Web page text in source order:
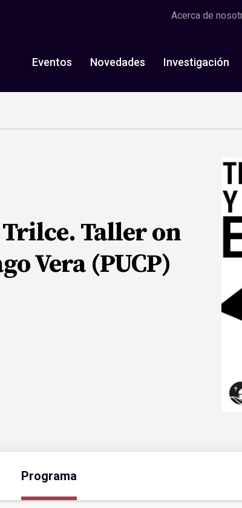
Acerca de
Eventos Novedades Investigación
Taller on
Vera (PUCP)
Programa